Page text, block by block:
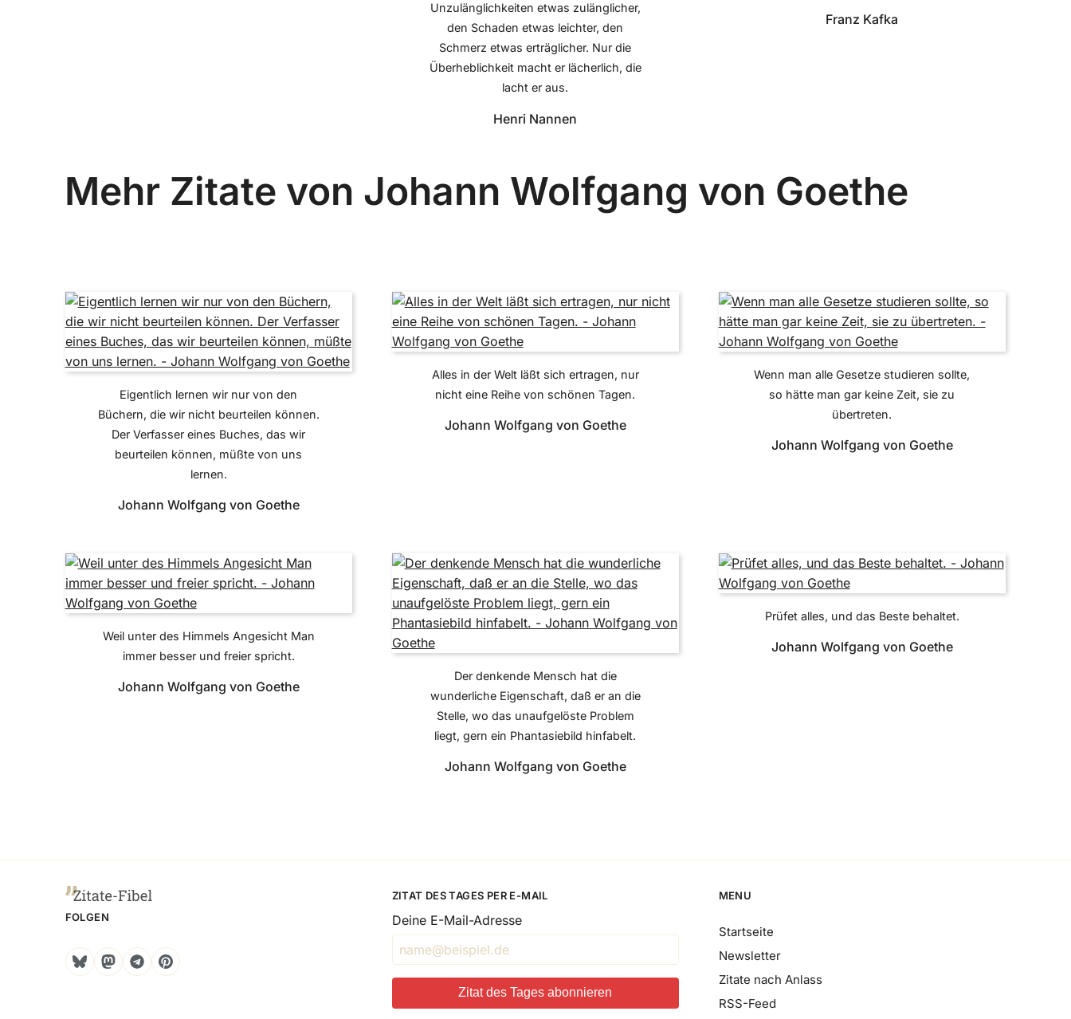
Unzulänglichkeiten etwas zulänglicher,
den Schaden etwas leichter, den
Schmerz etwas erträglicher. Nur die
Überheblichkeit macht er lächerlich, die
lacht er aus.
Henri Nannen
Franz Kafka
Mehr Zitate von Johann Wolfgang von Goethe
Eigentlich lernen wir nur von den
Büchern, die wir nicht beurteilen können.
Der Verfasser eines Buches, das wir
beurteilen können, müßte von uns
lernen.
Johann Wolfgang von Goethe
Alles in der Welt läßt sich ertragen, nur
nicht eine Reihe von schönen Tagen.
Johann Wolfgang von Goethe
Wenn man alle Gesetze studieren sollte,
so hätte man gar keine Zeit, sie zu
übertreten.
Johann Wolfgang von Goethe
Weil unter des Himmels Angesicht Man
immer besser und freier spricht.
Johann Wolfgang von Goethe
Der denkende Mensch hat die
wunderliche Eigenschaft, daß er an die
Stelle, wo das unaufgelöste Problem
liegt, gern ein Phantasiebild hinfabelt.
Johann Wolfgang von Goethe
Prüfet alles, und das Beste behaltet.
Johann Wolfgang von Goethe
FOLGEN
BlueskyMastodon
TelegramPinterest
ZITAT DES TAGES PER E-MAIL
Deine E-Mail-Adresse
Zitat des Tages abonnieren
MENU
Startseite
Newsletter
Zitate nach Anlass
RSS-Feed